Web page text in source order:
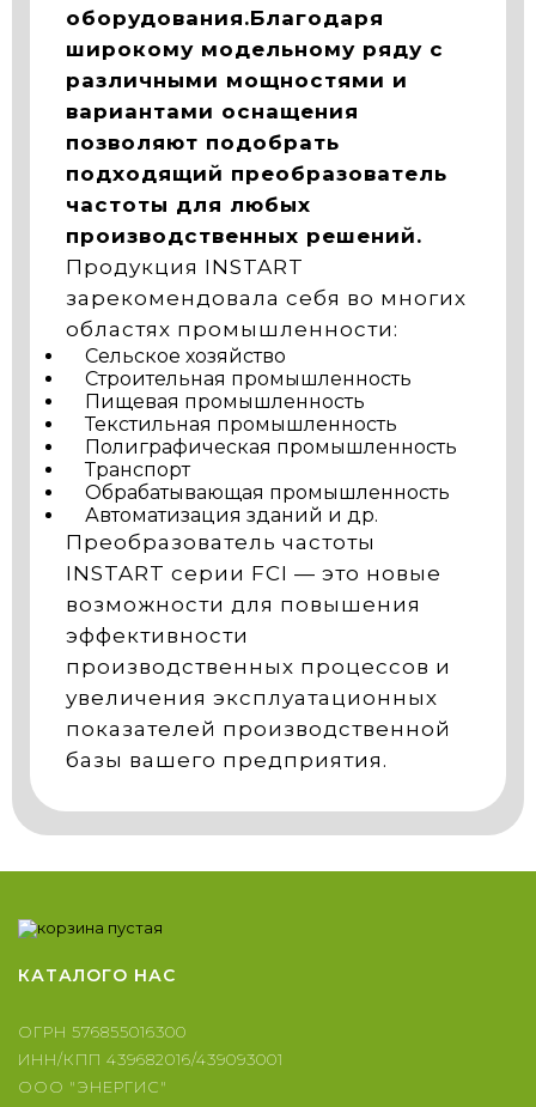
оборудования.Благодаря
широкому модельному ряду с
различными мощностями и
вариантами оснащения
позволяют подобрать
подходящий преобразователь
частоты для любых
производственных решений.
Продукция INSTART
зарекомендовала себя во многих
областях промышленности:
Сельское хозяйство
Строительная промышленность
Пищевая промышленность
Текстильная промышленность
Полиграфическая промышленность
Транспорт
Обрабатывающая промышленность
Автоматизация зданий и др.
Преобразователь частоты
INSTART серии FCI — это новые
возможности для повышения
эффективности
производственных процессов и
увеличения эксплуатационных
показателей производственной
базы вашего предприятия.
КАТАЛОГО НАС
ОГРН 576855016300
ИНН/КПП 439682016/439093001
ООО "ЭНЕРГИС"